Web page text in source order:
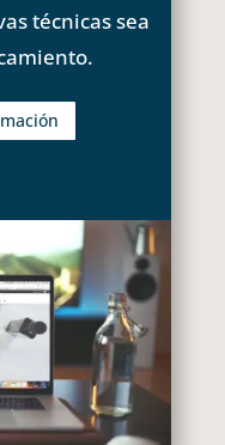
técnicas sea